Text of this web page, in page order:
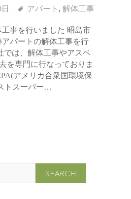
アパート , 解体工事
事を行いました 昭島市
パートの解体工事を行
では、解体工事やアスベ
を専門に行なっておりま
アメリカ合衆国環境保
トスーパー…